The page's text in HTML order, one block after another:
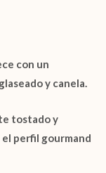
con un
y canela.
tostado y
el perfil gourmand